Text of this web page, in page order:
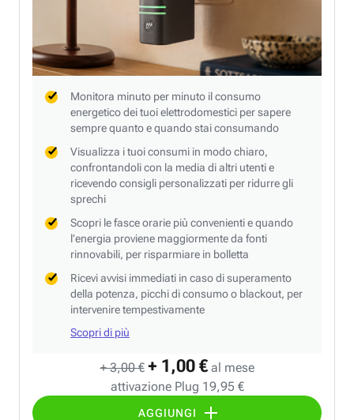
+ 3,00 € + 1,00 € al mese
attivazione Plug 19,95 €
AGGIUNGI
Monitora minuto per minuto il consumo
energetico dei tuoi elettrodomestici per sapere
sempre quanto e quando stai consumando
Visualizza i tuoi consumi in modo chiaro,
confrontandoli con la media di altri utenti e
ricevendo consigli personalizzati per ridurre gli
sprechi
Scopri le fasce orarie più convenienti e quando
l’energia proviene maggiormente da fonti
rinnovabili, per risparmiare in bolletta
Ricevi avvisi immediati in caso di superamento
della potenza, picchi di consumo o blackout, per
intervenire tempestivamente
Scopri di più